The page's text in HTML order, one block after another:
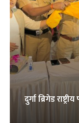
दुर्गा ब्रिगेड